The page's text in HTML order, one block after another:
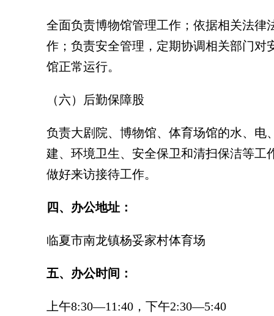
全面负责博物馆管理工作；依据相关法
作；负责安全管理，定期协调相关部门
馆正常运行。
（六）后勤保障股
负责大剧院、博物馆、体育场馆的水、
建、环境卫生、安全保卫和清扫保洁等
做好来访接待工作。
四、办公地址：
临夏市南龙镇杨妥家村体育场
五、办公时间：
上午8:30—11:40，下午2:30—5:40